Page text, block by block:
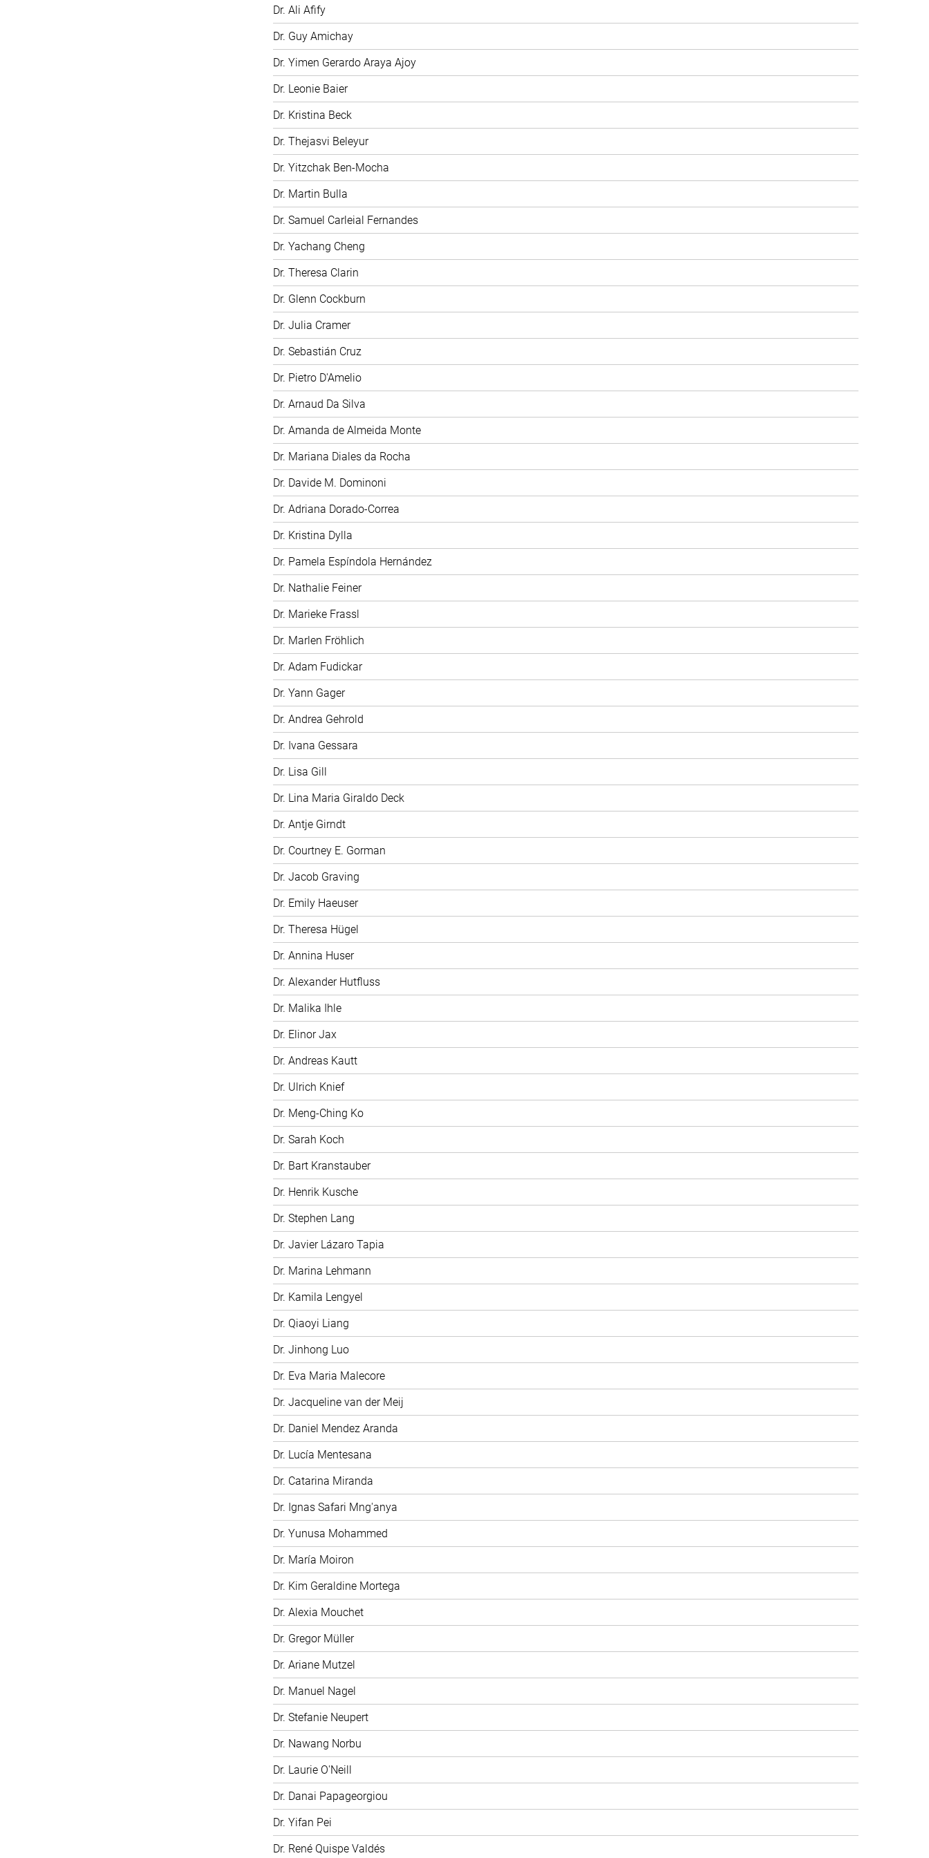
Dr. Ali Afify
Dr. Guy Amichay
Dr. Yimen Gerardo Araya Ajoy
Dr. Leonie Baier
Dr. Kristina Beck
Dr. Thejasvi Beleyur
Dr. Yitzchak Ben-Mocha
Dr. Martin Bulla
Dr. Samuel Carleial Fernandes
Dr. Yachang Cheng
Dr. Theresa Clarin
Dr. Glenn Cockburn
Dr. Julia Cramer
Dr. Sebastián Cruz
Dr. Pietro D'Amelio
Dr. Arnaud Da Silva
Dr. Amanda de Almeida Monte
Dr. Mariana Diales da Rocha
Dr. Davide M. Dominoni
Dr. Adriana Dorado-Correa
Dr. Kristina Dylla
Dr. Pamela Espíndola Hernández
Dr. Nathalie Feiner
Dr. Marieke Frassl
Dr. Marlen Fröhlich
Dr. Adam Fudickar
Dr. Yann Gager
Dr. Andrea Gehrold
Dr. Ivana Gessara
Dr. Lisa Gill
Dr. Lina Maria Giraldo Deck
Dr. Antje Girndt
Dr. Courtney E. Gorman
Dr. Jacob Graving
Dr. Emily Haeuser
Dr. Theresa Hügel
Dr. Annina Huser
Dr. Alexander Hutfluss
Dr. Malika Ihle
Dr. Elinor Jax
Dr. Andreas Kautt
Dr. Ulrich Knief
Dr. Meng-Ching Ko
Dr. Sarah Koch
Dr. Bart Kranstauber
Dr. Henrik Kusche
Dr. Stephen Lang
Dr. Javier Lázaro Tapia
Dr. Marina Lehmann
Dr. Kamila Lengyel
Dr. Qiaoyi Liang
Dr. Jinhong Luo
Dr. Eva Maria Malecore
Dr. Jacqueline van der Meij
Dr. Daniel Mendez Aranda
Dr. Lucía Mentesana
Dr. Catarina Miranda
Dr. Ignas Safari Mng'anya
Dr. Yunusa Mohammed
Dr. María Moiron
Dr. Kim Geraldine Mortega
Dr. Alexia Mouchet
Dr. Gregor Müller
Dr. Ariane Mutzel
Dr. Manuel Nagel
Dr. Stefanie Neupert
Dr. Nawang Norbu
Dr. Laurie O'Neill
Dr. Danai Papageorgiou
Dr. Yifan Pei
Dr. René Quispe Valdés